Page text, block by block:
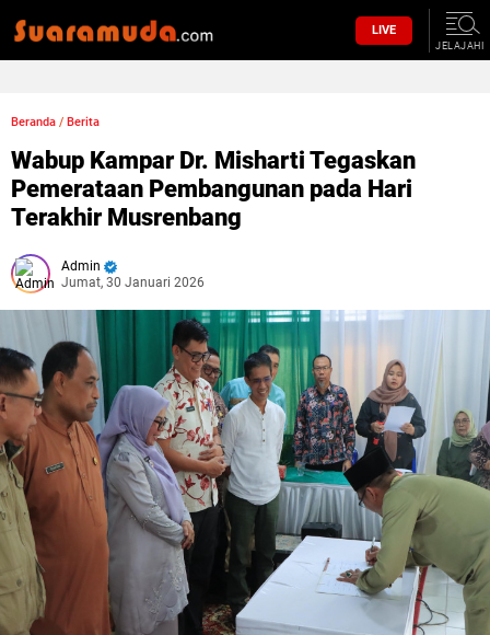
LIVE
JELAJAHI
Beranda / Berita
Wabup Kampar Dr. Misharti Tegaskan
Pemerataan Pembangunan pada Hari
Terakhir Musrenbang
Admin
Jumat, 30 Januari 2026